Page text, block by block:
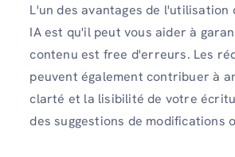
L'un des avantages de l'utilisation
IA est qu'il peut vous aider à
contenu est free d'erreurs. Les
peuvent également contribuer à
clarté et la lisibilité de votre
des suggestions de modifications